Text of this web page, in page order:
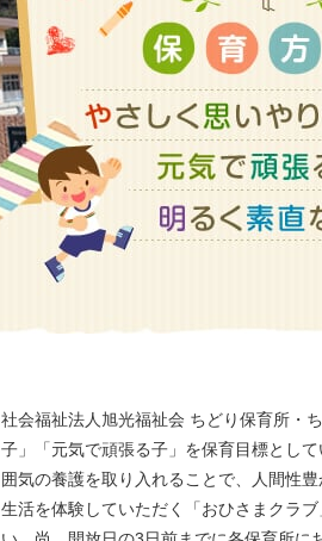
社会福祉法人旭光福祉会 ちどり保育所・
子」「元気で頑張る子」を保育目標とし
囲気の養護を取り入れることで、人間性
生活を体験していただく「おひさまクラ